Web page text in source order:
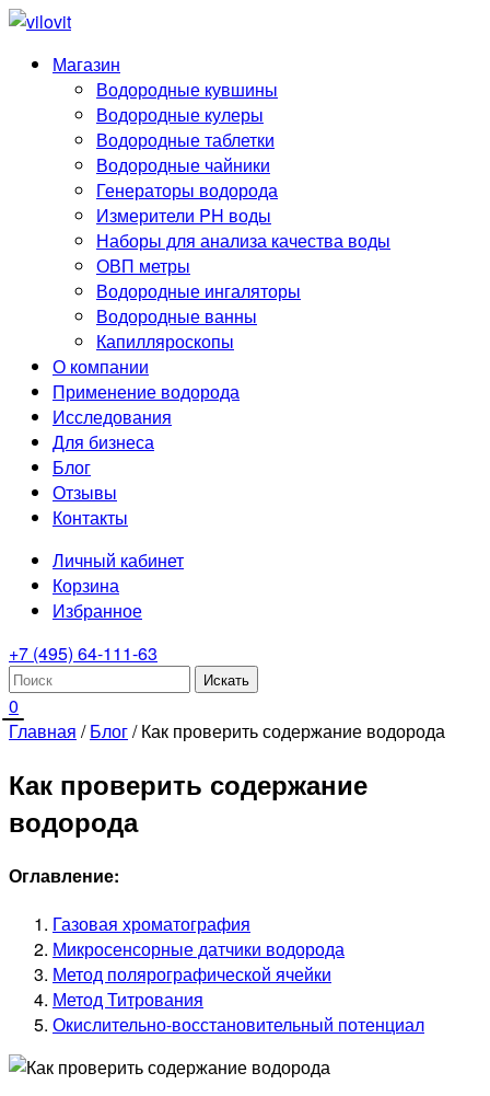
Магазин
Водородные кувшины
Водородные кулеры
Водородные таблетки
Водородные чайники
Генераторы водорода
Измерители PH воды
Наборы для анализа качества воды
ОВП метры
Водородные ингаляторы
Водородные ванны
Капилляроскопы
О компании
Применение водорода
Исследования
Для бизнеса
Блог
Отзывы
Контакты
Личный кабинет
Корзина
Избранное
+7 (495) 64-111-63
0
Главная /Блог/Как проверить содержание водорода
Как проверить содержание
водорода
Оглавление:
Газовая хроматография
Микросенсорные датчики водорода
Метод полярографической ячейки
Метод Титрования
Окислительно-восстановительный потенциал